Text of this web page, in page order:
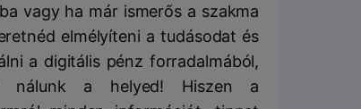
vagy ha már ismerős a szakma
elmélyíteni a tudásodat és
a digitális pénz forradalmából,
nálunk a helyed! Hiszen a